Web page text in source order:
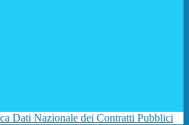
Dati Nazionale dei Contratti Pubblici